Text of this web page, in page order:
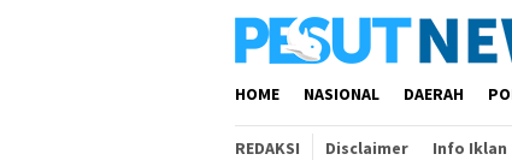
HOME NASIONAL DAERAH
REDAKSI Disclaimer Info Iklan